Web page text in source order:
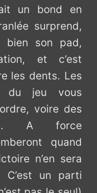
un bond en
surprend,
bien son pad,
et c’est
les dents. Les
du jeu vous
voire des
A force
quand
n’en sera
C’est un parti